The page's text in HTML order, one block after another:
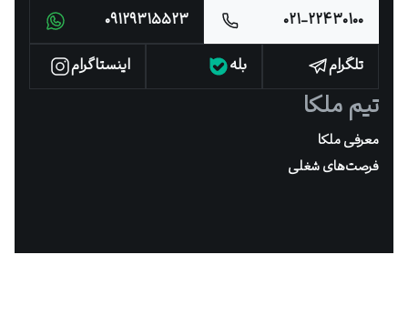
۰۲۱-۲۲۴۳۰۱۰۰
۰۹۱۲۹۳۱۵۵۲۳
تلگرام
بله اینستاگرام
تیم ملکا
معرفی ملکا
فرصت‌های شغلی